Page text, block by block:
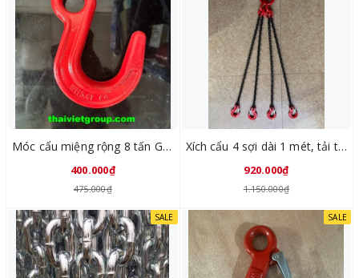
Móc cẩu miệng rộng 8 tấn GL8015-05
400.000₫
475.000₫
Xích cẩu 4 sợi dài 1 mét, tải trọng 2 tấn SLX040106
920.000₫
1.150.000₫
SALE SALE